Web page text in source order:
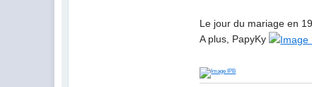
Le jour du mariage en
A plus, PapyKy